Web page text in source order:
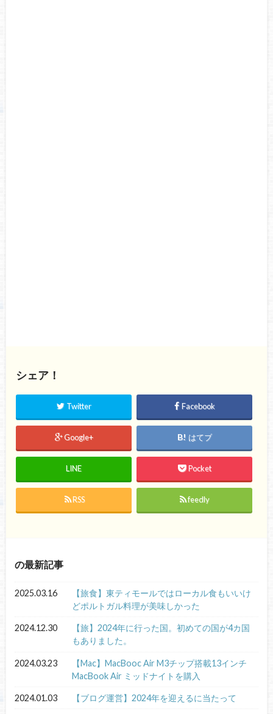
シェア！
Twitter Facebook
Google+ はてブ
LINE Pocket
RSS feedly
の最新記事
2025.03.16
【旅食】東ティモールではローカル食もいいけ
どポルトガル料理が美味しかった
2024.12.30
【旅】2024年に行った国。初めての国が4カ国
もありました。
2024.03.23
【Mac】MacBooc Air M3チップ搭載13インチ
MacBook Air ミッドナイトを購入
2024.01.03 【ブログ運営】2024年を迎えるに当たって